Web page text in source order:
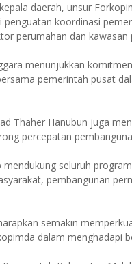
daerah, unsur
koordinasi
perumahan dan kawasan
menunjukkan
pemerintah pusat
Thaher Hanubun juga
percepatan
mendukung seluruh
pembangunan
semakin
dalam menghadapi